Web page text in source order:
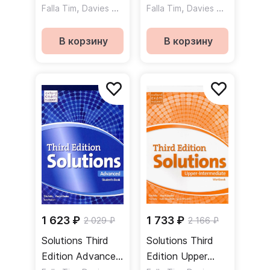
Elementary
Рабочая тетрадь
Falla Tim, Davies Paul A
В корзину
Student's Book
Falla Tim, Davies Paul A
В корзину
1 623 ₽ 2 029 ₽
Solutions Third
Edition Advanced
1 733 ₽ 2 166 ₽
Solutions Third
Edition Upper